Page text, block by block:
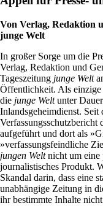
Von Verlag, Redaktion
junge Welt
In großer Sorge um die
Verlag, Redaktion und
Tageszeitung junge Welt
Öffentlichkeit. Als einzige
die junge Weltunter
Inlandsgeheimdienst.
aufgeführt und dort als
»verfassungsfeindliche
jungen Weltnicht um eine
journalistisches Produkt.
Skandal darin, dass eine
unabhängige Zeitung in
ihr bestimmte Inhalte